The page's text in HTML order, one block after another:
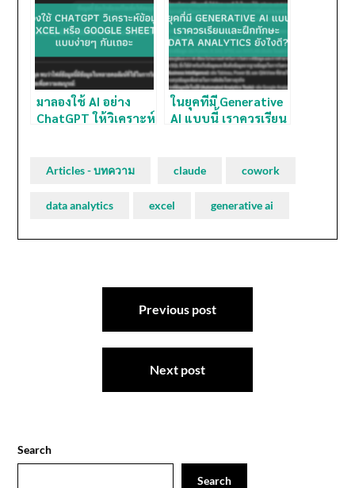
เถอะ
มาลองใช้ AI อย่าง
ChatGPT ให้วิเคราะห์
สร้างกราฟ ชาร์ต และ
กันเถอะ
ในยุคที่มี Generative
AI แบบนี้ เราควรเรียน
Articles - บทความ claude cowork
data analytics excel generative ai
Previous post
Next post
Search
Search